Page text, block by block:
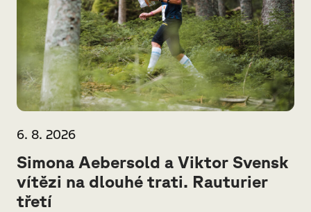
6. 8. 2026
Simona Aebersold a Viktor Svensk
vítězi na dlouhé trati. Rauturier
třetí